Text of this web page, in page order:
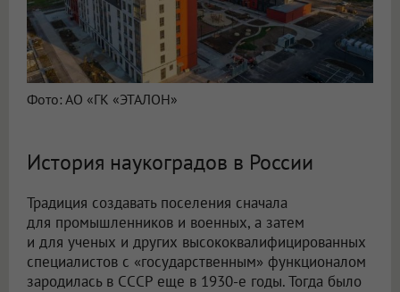
Фото: АО «ГК «ЭТАЛОН»
История наукоградов в России
Традиция создавать поселения сначала
для промышленников и военных, а затем
и для ученых и других высококвалифицированных
специалистов с «государственным» функционалом
зародилась в СССР еще в 1930-е годы. Тогда было